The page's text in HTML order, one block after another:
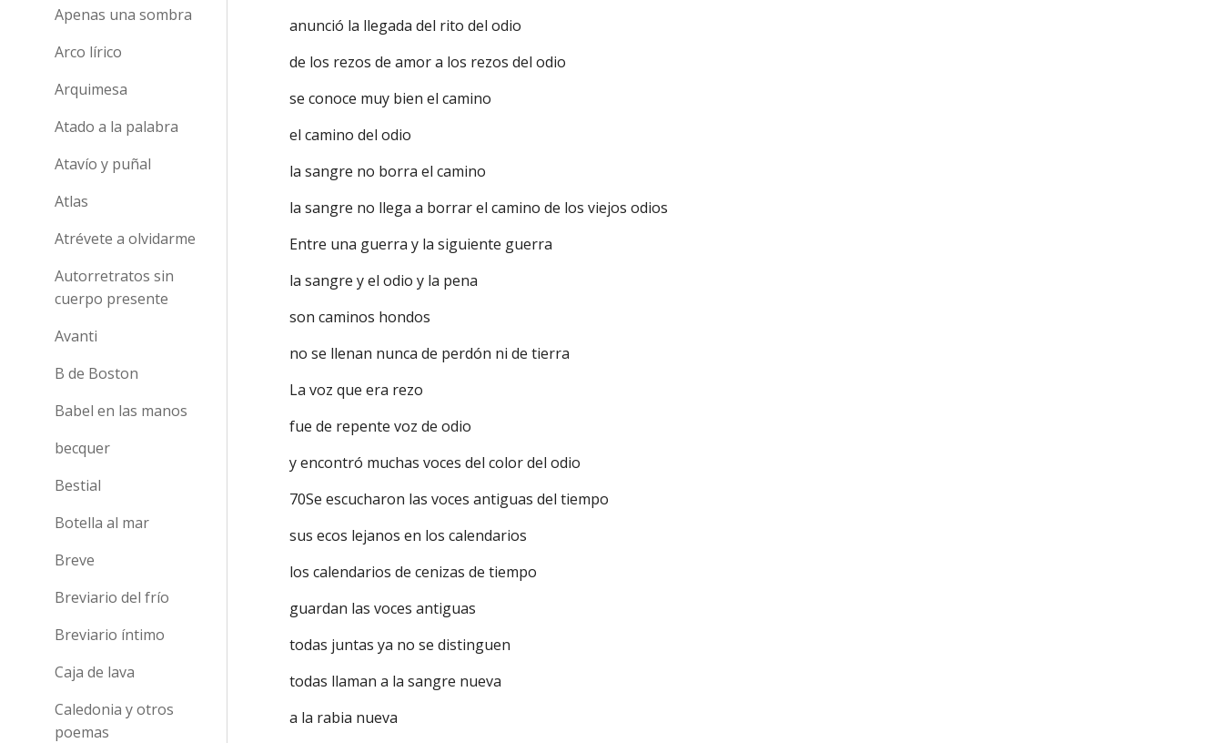
Apenas una sombra
Arco lírico
Arquimesa
Atado a la palabra
Atavío y puñal
Atlas
Atrévete a olvidarme
Autorretratos sin
cuerpo presente
Avanti
B de Boston
Babel en las manos
becquer
Bestial
Botella al mar
Breve
Breviario del frío
Breviario íntimo
Caja de lava
Caledonia y otros
poemas
anunció la llegada del rito del odio
de los rezos de amor a los rezos del odio
se conoce muy bien el camino
el camino del odio
la sangre no borra el camino
la sangre no llega a borrar el camino de los viejos odios
Entre una guerra y la siguiente guerra
la sangre y el odio y la pena
son caminos hondos
no se llenan nunca de perdón ni de tierra
La voz que era rezo
fue de repente voz de odio
y encontró muchas voces del color del odio
70Se escucharon las voces antiguas del tiempo
sus ecos lejanos en los calendarios
los calendarios de cenizas de tiempo
guardan las voces antiguas
todas juntas ya no se distinguen
todas llaman a la sangre nueva
a la rabia nueva